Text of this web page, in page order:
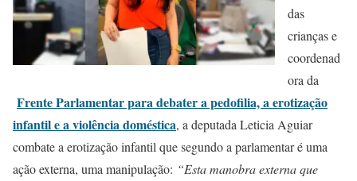
das
crianças e
coordenad
ora da
Frente Parlamentar para debater a pedofilia, a erotização
infantil e a violência doméstica, a deputada Leticia Aguiar
combate a erotização infantil que segundo a parlamentar é uma
ação externa, uma manipulação: “Esta manobra externa que